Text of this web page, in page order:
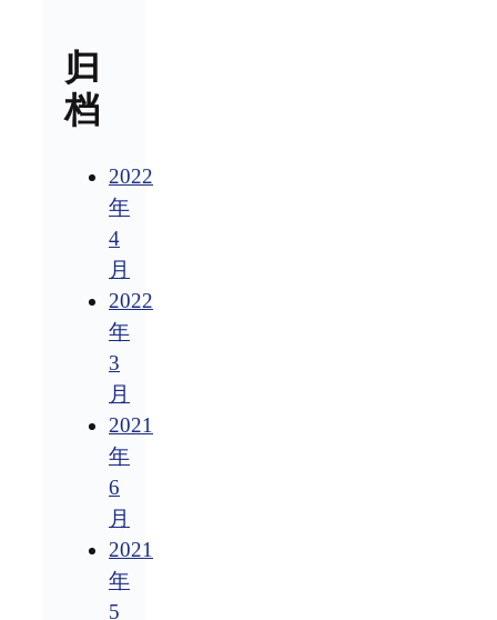
归
档
2022
年
4
月
2022
年
3
月
2021
年
6
月
2021
年
5